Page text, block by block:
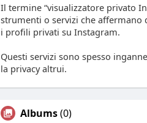
Il termine “visualizzatore privato
strumenti o servizi che affermano
i profili privati su Instagram.
Questi servizi sono spesso
la privacy altrui.
Albums(0)